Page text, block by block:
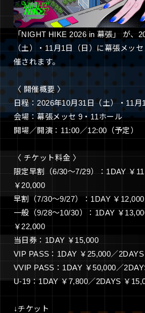
「NIGHT HIKE 2026 in 幕張」 が、
（土）・11月1日（日）に幕張メッ
催されます。
〈 開催概要 〉
日程：2026年10月31日（土）・11月
会場：幕張メッセ 9・11ホール
開場／開演：11:00／12:00（予定）
〈 チケット料金 〉
限定早割（6/30〜7/29）：1DAY ￥
￥20,000
早割（7/30〜9/27）：1DAY ￥
一般（9/28〜10/30）：1DAY ￥
￥22,000
当日券：1DAY ￥15,000
VIP PASS：1DAY ￥25,000／
VVIP PASS：1DAY ￥50,000／
U-19：1DAY ￥7,800／2DAYS ￥
↓チケット